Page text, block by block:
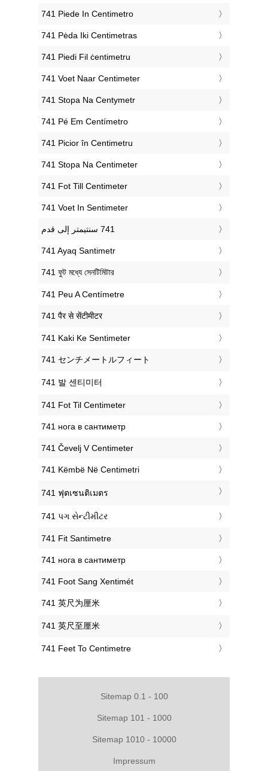
‎741 Piede In Centimetro
‎741 Pėda Iki Centimetras
‎741 Piedi Fil ċentimetru
‎741 Voet Naar Centimeter
‎741 Stopa Na Centymetr
‎741 Pé Em Centímetro
‎741 Picior în Centimetru
‎741 Stopa Na Centimeter
‎741 Fot Till Centimeter
‎741 Voet In Sentimeter
‎741 Ayaq Santimetr
‎741 ফুট মধ্যে সেনটিমিটার
‎741 Peu A Centímetre
‎741 पैर से सेंटीमीटर
‎741 Kaki Ke Sentimeter
‎741 センチメートルフィート
‎741 발 센티미터
‎741 Fot Til Centimeter
‎741 нога в сантиметр
‎741 Čevelj V Centimeter
‎741 Këmbë Në Centimetri
‎741 ฟุตเซนติเมตร
‎741 પગ સેન્ટીમીટર
‎741 Fit Santimetre
‎741 нога в сантиметр
‎741 Foot Sang Xentimét
‎741 英尺为厘米
‎741 英尺至厘米
‎741 Feet To Centimetre
Sitemap 0.1 - 100
Sitemap 101 - 1000
Sitemap 1010 - 10000
Impressum